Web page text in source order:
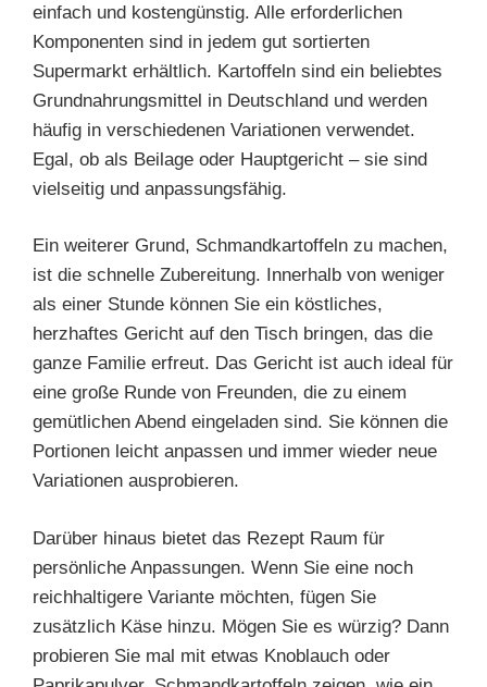
einfach und kostengünstig. Alle erforderlichen
Komponenten sind in jedem gut sortierten
Supermarkt erhältlich. Kartoffeln sind ein beliebtes
Grundnahrungsmittel in Deutschland und werden
häufig in verschiedenen Variationen verwendet.
Egal, ob als Beilage oder Hauptgericht – sie sind
vielseitig und anpassungsfähig.
Ein weiterer Grund, Schmandkartoffeln zu machen,
ist die schnelle Zubereitung. Innerhalb von weniger
als einer Stunde können Sie ein köstliches,
herzhaftes Gericht auf den Tisch bringen, das die
ganze Familie erfreut. Das Gericht ist auch ideal für
eine große Runde von Freunden, die zu einem
gemütlichen Abend eingeladen sind. Sie können die
Portionen leicht anpassen und immer wieder neue
Variationen ausprobieren.
Darüber hinaus bietet das Rezept Raum für
persönliche Anpassungen. Wenn Sie eine noch
reichhaltigere Variante möchten, fügen Sie
zusätzlich Käse hinzu. Mögen Sie es würzig? Dann
probieren Sie mal mit etwas Knoblauch oder